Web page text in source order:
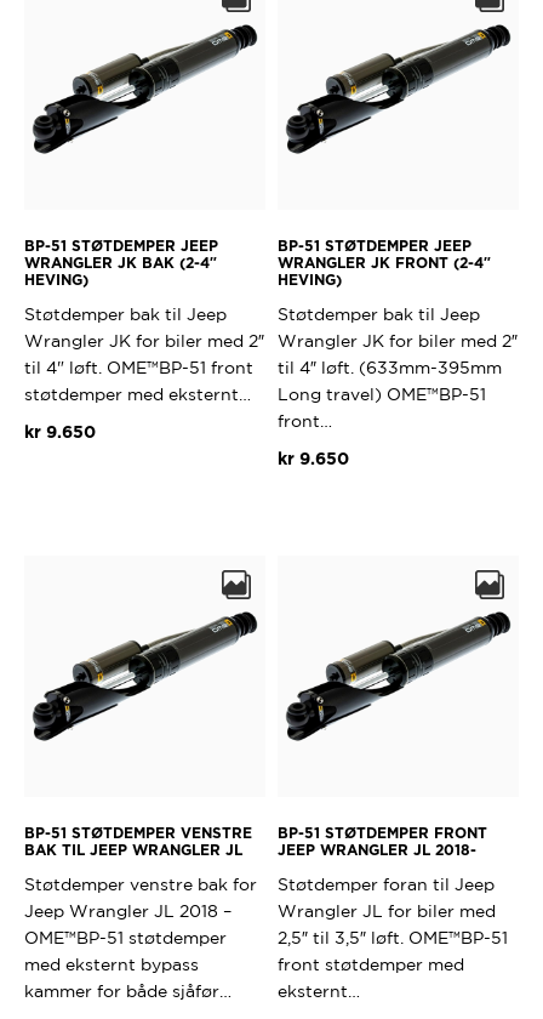
BP-51 STØTDEMPER JEEP
WRANGLER JK BAK (2-4″
HEVING)
Støtdemper bak til Jeep
Wrangler JK for biler med 2″
til 4" løft. OME™BP-51 front
støtdemper med eksternt…
kr9.650
BP-51 STØTDEMPER JEEP
WRANGLER JK FRONT (2-4″
HEVING)
Støtdemper bak til Jeep
Wrangler JK for biler med 2″
til 4″ løft. (633mm-395mm
Long travel) OME™BP-51
front…
kr 9.650
BP-51 STØTDEMPER VENSTRE
BAK TIL JEEP WRANGLER JL
Støtdemper venstre bak for
Jeep Wrangler JL 2018 –
OME™BP-51 støtdemper
med eksternt bypass
kammer for både sjåfør…
BP-51 STØTDEMPER FRONT
JEEP WRANGLER JL 2018-
Støtdemper foran til Jeep
Wrangler JL for biler med
2,5″ til 3,5″ løft. OME™BP-51
front støtdemper med
eksternt…